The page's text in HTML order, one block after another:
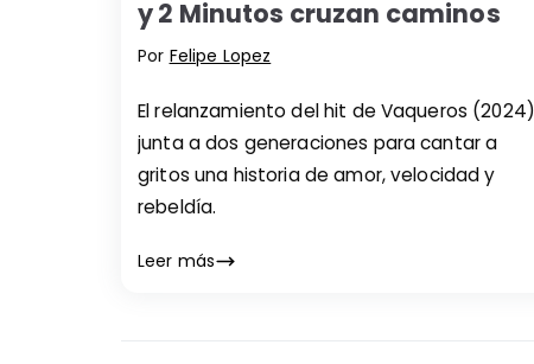
y 2 Minutos cruzan caminos
Por Felipe Lopez
El relanzamiento del hit de Vaqueros (2024)
junta a dos generaciones para cantar a
gritos una historia de amor, velocidad y
rebeldía.
Leer más